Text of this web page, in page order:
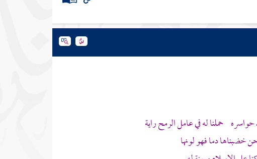
حملنا له في عامل الرمح راية
خضبناها دما فهو لونها